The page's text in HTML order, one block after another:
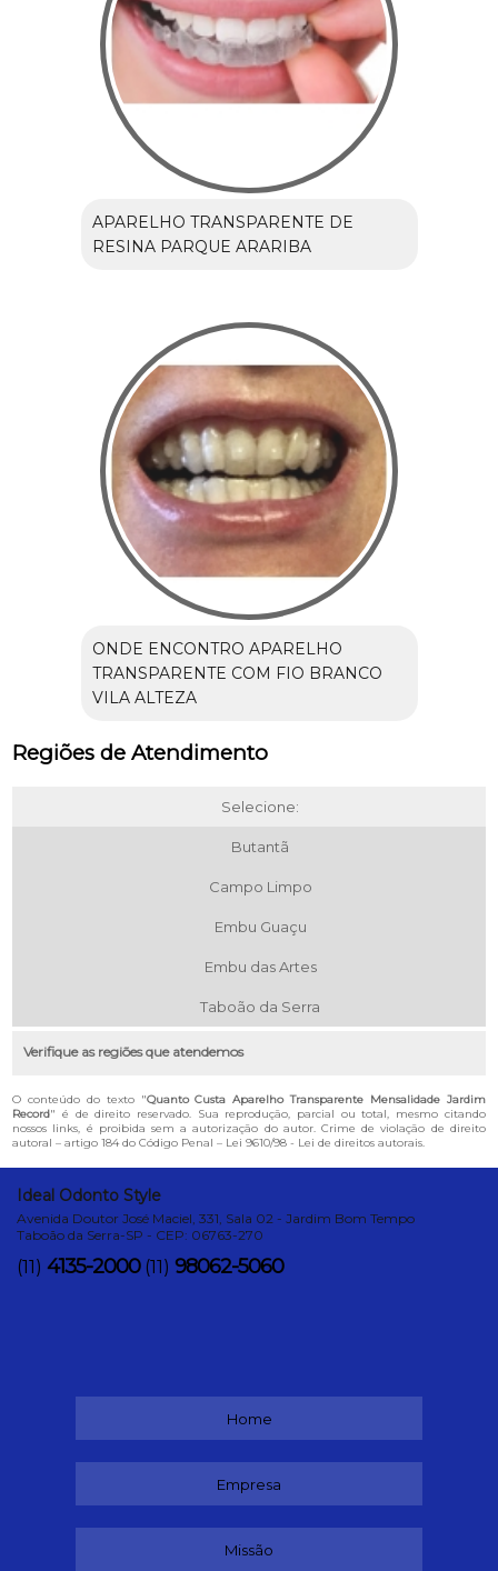
APARELHO TRANSPARENTE DE
RESINA PARQUE ARARIBA
ONDE ENCONTRO APARELHO
TRANSPARENTE COM FIO BRANCO
VILA ALTEZA
Regiões de Atendimento
Selecione:
Butantã
Campo Limpo
Embu Guaçu
Embu das Artes
Taboão da Serra
Verifique as regiões que atendemos
O conteúdo do texto "Quanto Custa Aparelho Transparente Mensalidade Jardim
Record" é de direito reservado. Sua reprodução, parcial ou total, mesmo citando
nossos links, é proibida sem a autorização do autor. Crime de violação de direito
autoral – artigo 184 do Código Penal – Lei 9610/98 - Lei de direitos autorais.
Ideal Odonto Style
Avenida Doutor José Maciel, 331, Sala 02 - Jardim Bom Tempo
Taboão da Serra-SP - CEP: 06763-270
(11) 4135-2000 (11) 98062-5060
Home
Empresa
Missão